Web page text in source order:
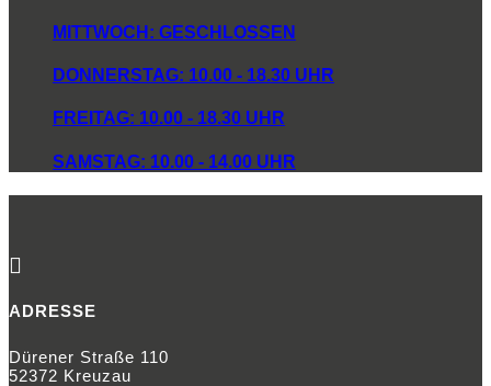
MITTWOCH: GESCHLOSSEN
DONNERSTAG: 10.00 - 18.30 UHR
FREITAG: 10.00 - 18.30 UHR
SAMSTAG: 10.00 - 14.00 UHR

ADRESSE
Dürener Straße 110
52372 Kreuzau